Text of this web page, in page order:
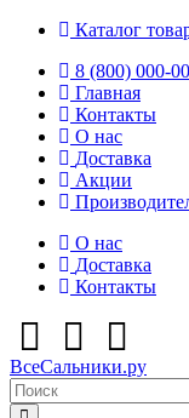
Каталог
8 (800) 000-
Главная
Контакты
О нас
Доставка
Акции
О нас
Доставка
Контакты
ВсеСальники.ру